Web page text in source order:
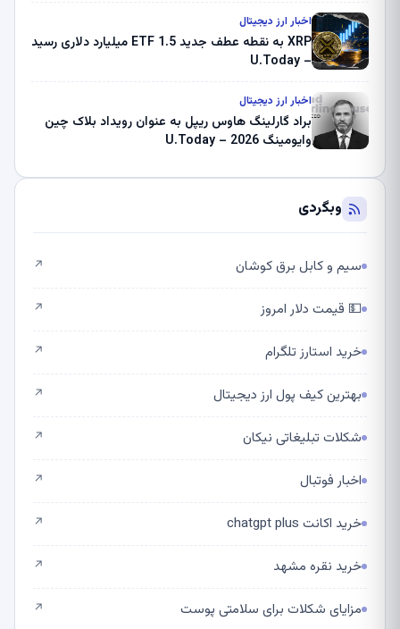
اخبار ارز دیجیتال
XRP به نقطه عطف جدید ETF 1.5 میلیارد دلاری رسید
– U.Today
اخبار ارز دیجیتال
براد گارلینگ هاوس ریپل به عنوان رویداد بلاک چین
وایومینگ 2026 – U.Today
وبگردی
سیم و کابل برق کوشان ↗
💵 قیمت دلار امروز ↗
خرید استارز تلگرام ↗
بهترین کیف پول ارز دیجیتال ↗
شکلات تبلیغاتی نیکان ↗
اخبار فوتبال ↗
خرید اکانت chatgpt plus ↗
خرید نقره مشهد ↗
مزایای شکلات برای سلامتی پوست ↗